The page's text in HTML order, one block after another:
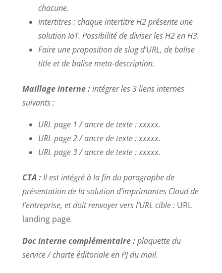
chacune.
Intertitres : chaque intertitre H2 présente une
solution IoT. Possibilité de diviser les H2 en H3.
Faire une proposition de slug d’URL, de balise
title et de balise meta-description.
Maillage interne :intégrer les 3 liens internes
suivants :
URL page 1 / ancre de texte : xxxxx.
URL page 2 / ancre de texte : xxxxx.
URL page 3 / ancre de texte : xxxxx.
CTA :Il est intégré à la fin du paragraphe de
présentation de la solution d’imprimantes Cloud de
l’entreprise, et doit renvoyer vers l’URL cible : URL
landing page.
Doc interne complémentaire :plaquette du
service / charte éditoriale en PJ du mail.